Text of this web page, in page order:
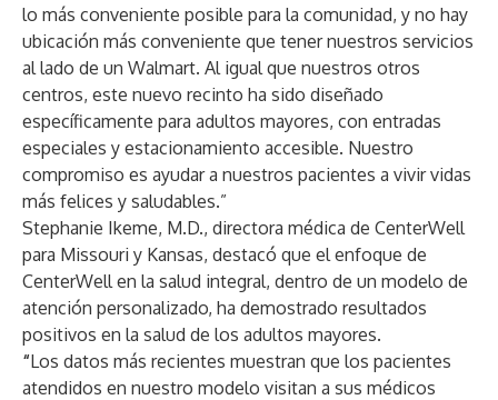
lo más conveniente posible para la comunidad, y no hay
ubicación más conveniente que tener nuestros servicios
al lado de un Walmart. Al igual que nuestros otros
centros, este nuevo recinto ha sido diseñado
específicamente para adultos mayores, con entradas
especiales y estacionamiento accesible. Nuestro
compromiso es ayudar a nuestros pacientes a vivir vidas
más felices y saludables.”
Stephanie Ikeme, M.D., directora médica de CenterWell
para Missouri y Kansas, destacó que el enfoque de
CenterWell en la salud integral, dentro de un modelo de
atención personalizado, ha demostrado resultados
positivos en la salud de los adultos mayores.
“Los datos más recientes muestran que los pacientes
atendidos en nuestro modelo visitan a sus médicos